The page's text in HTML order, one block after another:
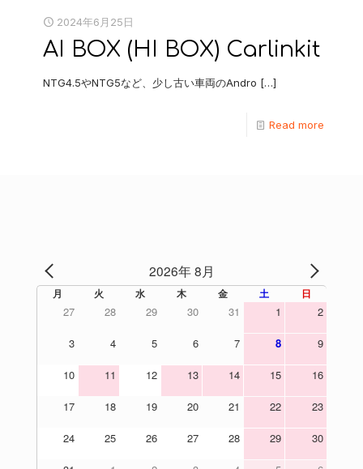
2024年6月25日
AI BOX (HI BOX) Carlinkit
NTG4.5やNTG5など、少し古い車両のAndro […]
Read more
2026年 8月 NEXT
月 火 水 木 金 土 日
27 28 29 30 31 1 2
3 4 5 6 7 8 9
10 11 12 13 14 15 16
17 18 19 20 21 22 23
24 25 26 27 28 29 30